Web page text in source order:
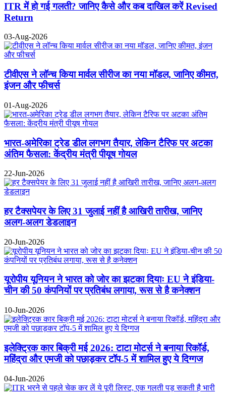
ITR में हो गई गलती? जानिए कैसे और कब दाखिल करें Revised
Return
03-Aug-2026
टीवीएस ने लॉन्च किया मार्वल सीरीज का नया मॉडल, जानिए कीमत,
इंजन और फीचर्स
01-Aug-2026
भारत-अमेरिका ट्रेड डील लगभग तैयार, लेकिन टैरिफ पर अटका
अंतिम फैसला: केंद्रीय मंत्री पीयूष गोयल
22-Jun-2026
हर टैक्सपेयर के लिए 31 जुलाई नहीं है आखिरी तारीख, जानिए
अलग-अलग डेडलाइन
20-Jun-2026
यूरोपीय यूनियन ने भारत को जोर का झटका दियाः EU ने इंडिया-
चीन की 50 कंपनियों पर प्रतिबंध लगाया, रूस से है कनेक्शन
10-Jun-2026
इलेक्ट्रिक कार बिक्री मई 2026: टाटा मोटर्स ने बनाया रिकॉर्ड,
महिंद्रा और एमजी को पछाड़कर टॉप-5 में शामिल हुए ये दिग्गज
04-Jun-2026